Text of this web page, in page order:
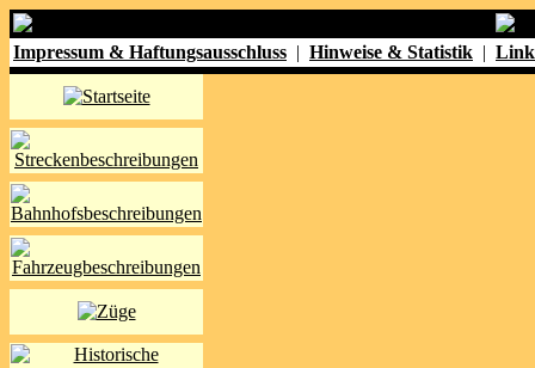
Impressum & Haftungsausschluss | Hinweise & Statistik |